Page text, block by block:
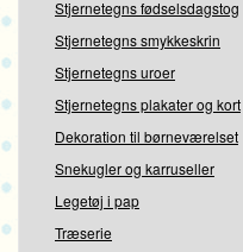
Stjernetegns fødselsdagstog
Stjernetegns smykkeskrin
Stjernetegns uroer
Stjernetegns plakater og kort
Dekoration til børneværelset
Snekugler og karruseller
Legetøj i pap
Træserie